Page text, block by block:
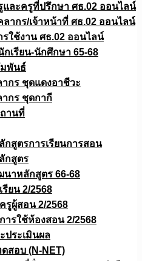
และครูที่ปรึกษา ศธ.02 ออนไลน์
ากร/เจ้าหน้าที่ ศธ.02 ออนไลน์
ใช้งาน ศธ.02 ออนไลน์
เรียน-นักศึกษา 65-68
พันธ์
กร ชุดแดงอาชีวะ
กร ชุดกากี
านที่
สูตรการเรียนการสอน
กสูตร
นาหลักสูตร 66-68
รียน 2/2568
รูผู้สอน 2/2568
ารใช้ห้องสอน 2/2568
ประเมินผล
สอบ (N-NET)